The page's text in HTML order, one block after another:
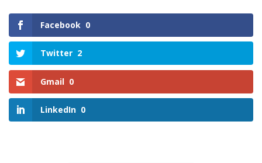
Facebook 0
Twitter 2
Gmail 0
LinkedIn 0